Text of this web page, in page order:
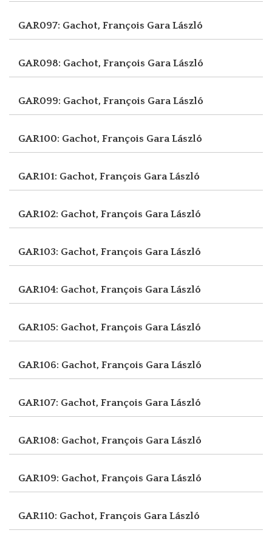
GAR097: Gachot, François Gara László
GAR098: Gachot, François Gara László
GAR099: Gachot, François Gara László
GAR100: Gachot, François Gara László
GAR101: Gachot, François Gara László
GAR102: Gachot, François Gara László
GAR103: Gachot, François Gara László
GAR104: Gachot, François Gara László
GAR105: Gachot, François Gara László
GAR106: Gachot, François Gara László
GAR107: Gachot, François Gara László
GAR108: Gachot, François Gara László
GAR109: Gachot, François Gara László
GAR110: Gachot, François Gara László